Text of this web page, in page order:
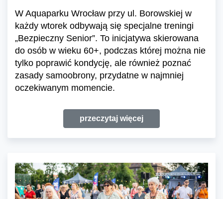
W Aquaparku Wrocław przy ul. Borowskiej w
każdy wtorek odbywają się specjalne treningi
„Bezpieczny Senior”. To inicjatywa skierowana
do osób w wieku 60+, podczas której można nie
tylko poprawić kondycję, ale również poznać
zasady samoobrony, przydatne w najmniej
oczekiwanym momencie.
przeczytaj więcej